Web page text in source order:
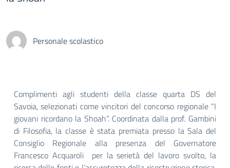
Personale scolastico
Complimenti agli studenti della classe quarta DS del
Savoia, selezionati come vincitori del concorso regionale “I
giovani ricordano la Shoah”. Coordinata dalla prof. Gambini
di Filosofia, la classe è stata premiata presso la Sala del
Consiglio Regionale alla presenza del Governatore
Francesco Acquaroli per la serietà del lavoro svolto, la